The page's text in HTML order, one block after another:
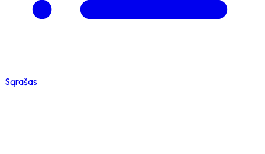
Sąrašas